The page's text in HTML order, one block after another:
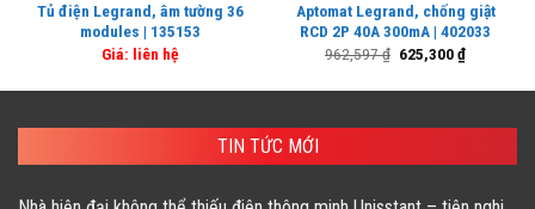
Tủ điện Legrand, âm tường 36
modules | 135153
Giá: liên hệ
Aptomat Legrand, chống giật
RCD 2P 40A 300mA | 402033
962,597₫ Giá
625,300₫Giá
TIN TỨC MỚI